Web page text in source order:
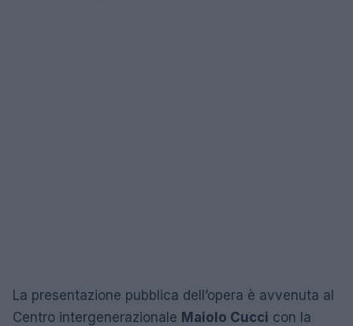
La presentazione pubblica dell’opera è avvenuta al
Centro intergenerazionale Maiolo Cucci con la